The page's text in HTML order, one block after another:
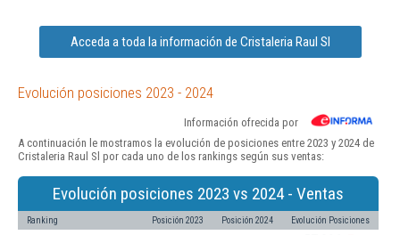
Acceda a toda la información de Cristaleria Raul Sl
Evolución posiciones 2023 - 2024
Información ofrecida por
A continuación le mostramos la evolución de posiciones entre 2023 y 2024 de
Cristaleria Raul Sl por cada uno de los rankings según sus ventas:
Evolución posiciones 2023 vs 2024 - Ventas
Ranking Posición 2023 Posición 2024 Evolución Posiciones